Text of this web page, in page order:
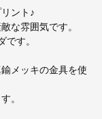
ント♪
な雰囲気です。
す。
メッキの金具を使
。